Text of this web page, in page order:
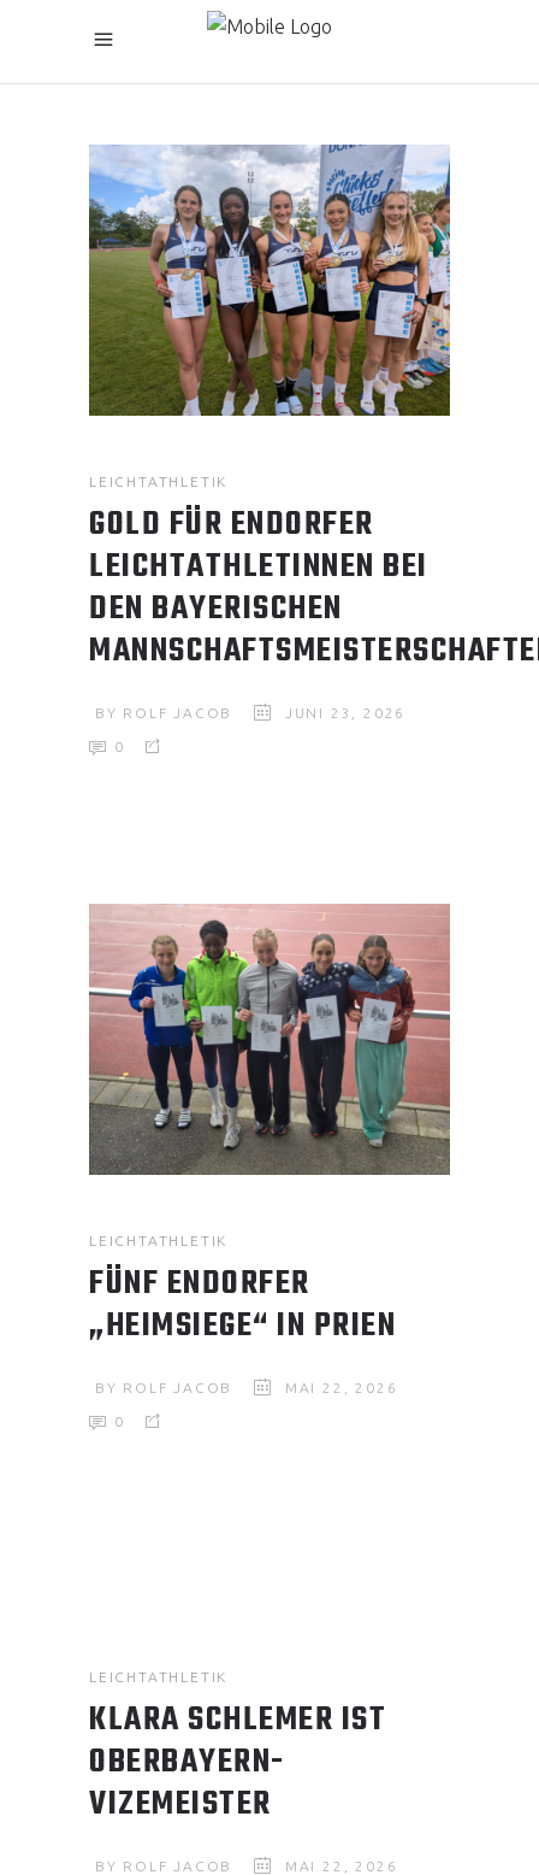
LEICHTATHLETIK
GOLD FÜR ENDORFER
LEICHTATHLETINNEN BEI
DEN BAYERISCHEN
BY ROLF JACOB JUNI 23, 2026
0
LEICHTATHLETIK
FÜNF ENDORFER
„HEIMSIEGE“ IN PRIEN
BY ROLF JACOB MAI 22, 2026
0
LEICHTATHLETIK
KLARA SCHLEMER IST
OBERBAYERN-
VIZEMEISTER
BY ROLF JACOB MAI 22, 2026